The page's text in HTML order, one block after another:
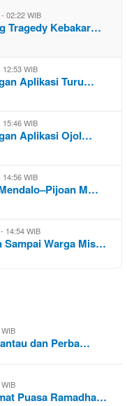
02:22 WIB
Tragedy Kebakar…
12:53 WIB
Aplikasi Turu…
15:46 WIB
Aplikasi Ojol…
14:56 WIB
M…
14:54 WIB
Sampai Warga Mis…
dan Perba…
Puasa Ramadha…